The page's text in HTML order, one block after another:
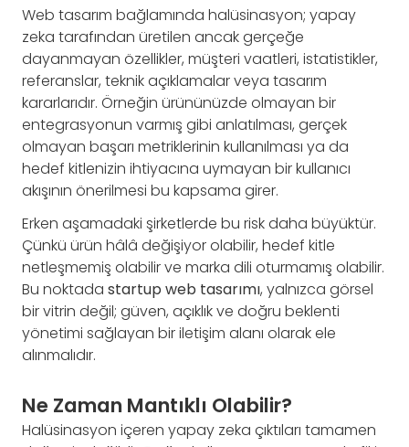
Web tasarım bağlamında halüsinasyon; yapay
zeka tarafından üretilen ancak gerçeğe
dayanmayan özellikler, müşteri vaatleri, istatistikler,
referanslar, teknik açıklamalar veya tasarım
kararlarıdır. Örneğin ürününüzde olmayan bir
entegrasyonun varmış gibi anlatılması, gerçek
olmayan başarı metriklerinin kullanılması ya da
hedef kitlenizin ihtiyacına uymayan bir kullanıcı
akışının önerilmesi bu kapsama girer.
Erken aşamadaki şirketlerde bu risk daha büyüktür.
Çünkü ürün hâlâ değişiyor olabilir, hedef kitle
netleşmemiş olabilir ve marka dili oturmamış olabilir.
Bu noktada startup web tasarımı, yalnızca görsel
bir vitrin değil; güven, açıklık ve doğru beklenti
yönetimi sağlayan bir iletişim alanı olarak ele
alınmalıdır.
Ne Zaman Mantıklı Olabilir?
Halüsinasyon içeren yapay zeka çıktıları tamamen